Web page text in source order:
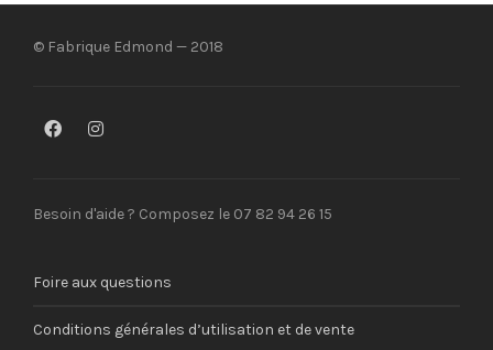
© Fabrique Edmond — 2018
Besoin d'aide ? Composez le 07 82 94 26 15
Foire aux questions
Conditions générales d’utilisation et de vente